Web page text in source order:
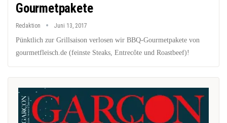
Gourmetpakete
Redaktion Juni 13, 2017
Pünktlich zur Grillsaison verlosen wir BBQ-Gourmetpakete von
gourmetfleisch.de (feinste Steaks, Entrecôte und Roastbeef)!